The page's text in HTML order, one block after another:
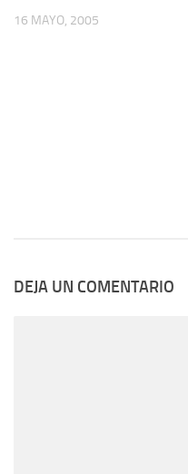
16 MAYO, 2005
DEJA UN COMENTARIO